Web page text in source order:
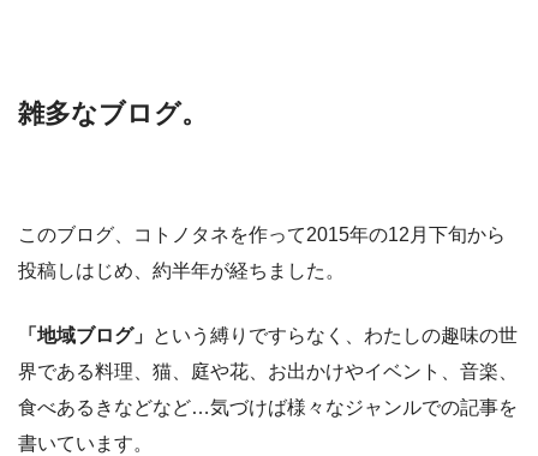
雑多なブログ。
このブログ、コトノタネを作って2015年の12月下旬から
投稿しはじめ、約半年が経ちました。
「地域ブログ」 という縛りですらなく、わたしの趣味の世
界である料理、猫、庭や花、お出かけやイベント、音楽、
食べあるきなどなど…気づけば様々なジャンルでの記事を
書いています。